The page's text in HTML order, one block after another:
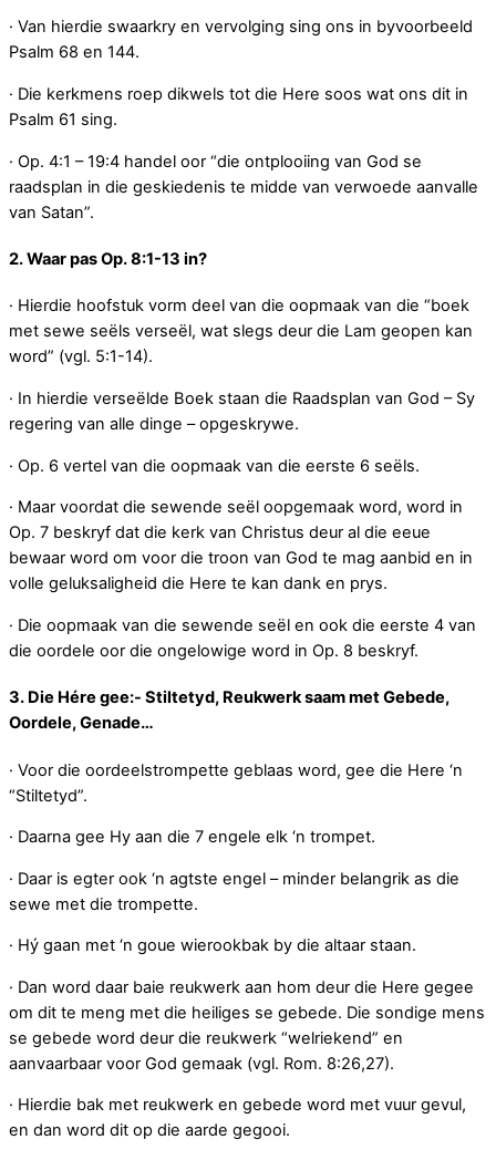
· Van hierdie swaarkry en vervolging sing ons in byvoorbeeld
Psalm 68 en 144.
· Die kerkmens roep dikwels tot die Here soos wat ons dit in
Psalm 61 sing.
· Op. 4:1 – 19:4 handel oor “die ontplooiing van God se
raadsplan in die geskiedenis te midde van verwoede aanvalle
van Satan”.
2. Waar pas Op. 8:1-13 in?
· Hierdie hoofstuk vorm deel van die oopmaak van die “boek
met sewe seëls verseël, wat slegs deur die Lam geopen kan
word” (vgl. 5:1-14).
· In hierdie verseëlde Boek staan die Raadsplan van God – Sy
regering van alle dinge – opgeskrywe.
· Op. 6 vertel van die oopmaak van die eerste 6 seëls.
· Maar voordat die sewende seël oopgemaak word, word in
Op. 7 beskryf dat die kerk van Christus deur al die eeue
bewaar word om voor die troon van God te mag aanbid en in
volle geluksaligheid die Here te kan dank en prys.
· Die oopmaak van die sewende seël en ook die eerste 4 van
die oordele oor die ongelowige word in Op. 8 beskryf.
3. Die Hére gee:- Stiltetyd, Reukwerk saam met Gebede,
Oordele, Genade…
· Voor die oordeelstrompette geblaas word, gee die Here ‘n
“Stiltetyd”.
· Daarna gee Hy aan die 7 engele elk ‘n trompet.
· Daar is egter ook ‘n agtste engel – minder belangrik as die
sewe met die trompette.
· Hý gaan met ‘n goue wierookbak by die altaar staan.
· Dan word daar baie reukwerk aan hom deur die Here gegee
om dit te meng met die heiliges se gebede. Die sondige mens
se gebede word deur die reukwerk “welriekend” en
aanvaarbaar voor God gemaak (vgl. Rom. 8:26,27).
· Hierdie bak met reukwerk en gebede word met vuur gevul,
en dan word dit op die aarde gegooi.